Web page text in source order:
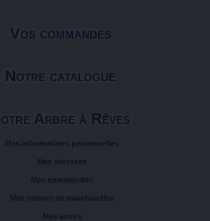
Vos commandes
Notre catalogue
Arbre à Rêves
Mes informations personnelles
Mes adresses
Mes commandes
Mes retours de marchandise
Mes avoirs